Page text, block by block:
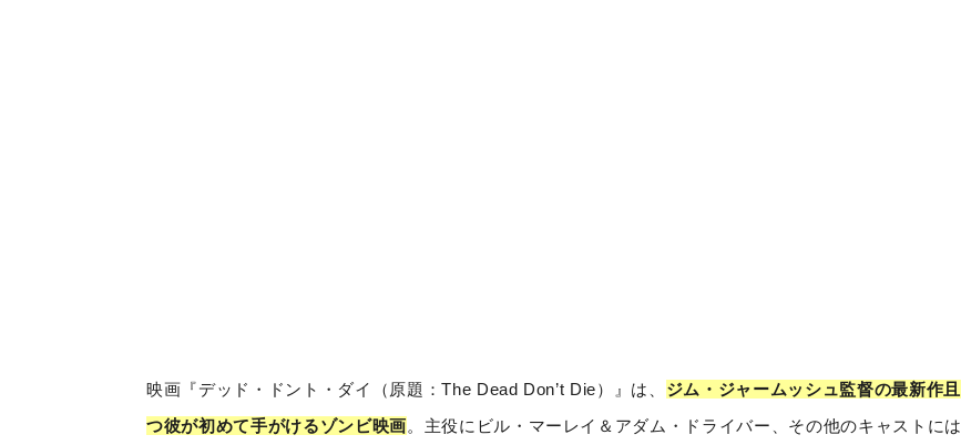
映画『デッド・ドント・ダイ（原題：The Dead Don’t Die）』は、 ジム・ジャームッシュ監督の最新作且
つ彼が初めて手がけるゾンビ映画。主役にビル・マーレイ＆アダム・ドライバー、その他のキャストには